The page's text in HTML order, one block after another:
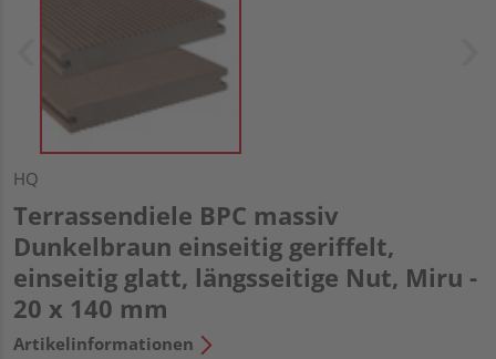
HQ
Terrassendiele BPC massiv
Dunkelbraun einseitig geriffelt,
einseitig glatt, längsseitige Nut, Miru -
20 x 140 mm
Artikelinformationen